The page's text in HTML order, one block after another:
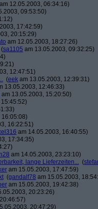
am 12.05.2003, 06:34:16)
09:53:50)
17:42:59)
20:15:29)
am 12.05.2003, 18:27:26)
(sa1105 am 13.05.2003, 09:32:25)
12:47:51)
(eek am 13.05.2003, 12:39:31)
13.05.2003, 12:46:33)
am 13.05.2003, 15:20:50)
16:22:51)
am 14.05.2003, 16:40:55)
17:34:35)
am 14.05.2003, 23:23:10)
lange Lieferzeiten... (
am 15.05.2003, 17:47:59)
(gandalf78 am 15.05.2003,
am 15.05.2003, 19:42:38)
20:23:26)
20:47:29)